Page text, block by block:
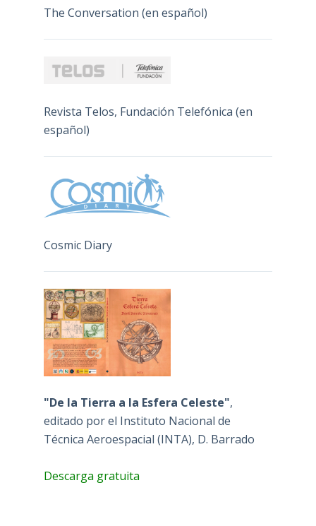
The Conversation (en español)
Revista Telos, Fundación Telefónica (en
español)
Cosmic Diary
"De la Tierra a la Esfera Celeste",
editado por el Instituto Nacional de
Técnica Aeroespacial (INTA), D. Barrado
Descarga gratuita